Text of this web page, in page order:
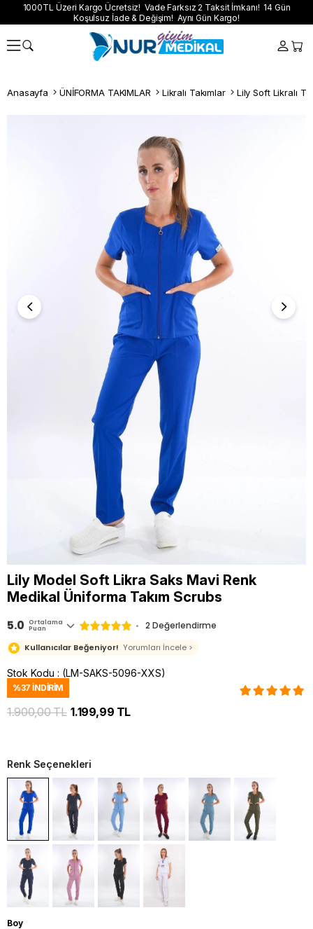
1000TL Üzeri Kargo Ücretsiz! Vade Farksız 2 Taksit İmkanı! 14 Gün
Koşulsuz İade & Değişim! Aynı Gün Kargo!
Anasayfa ÜNİFORMA TAKIMLAR Likralı Takımlar Lily Soft Likralı
Lily Model Soft Likra Saks Mavi Renk
Medikal Üniforma Takım Scrubs
5.0 Ortalama
Puan 2 Değerlendirme
Kullanıcılar Beğeniyor! Yorumları İncele >
Stok Kodu (LM-SAKS-5096-XXS)
%37 İNDIRIM
1.900,00 TL 1.199,99 TL
Renk Seçenekleri
Boy